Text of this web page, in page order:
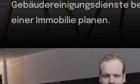
Gebäudereinigungsdienste
einer Immobilie planen.